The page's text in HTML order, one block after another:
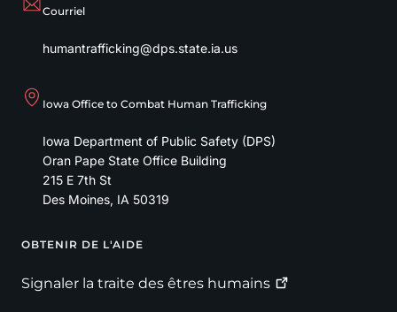
Courriel
humantrafficking@dps.state.ia.us
Iowa Office to Combat Human Trafficking
Iowa Department of Public Safety (DPS)
Oran Pape State Office Building
215 E 7th St
Des Moines, IA 50319
Footer
OBTENIR DE L'AIDE
Signaler la traite des êtres humains